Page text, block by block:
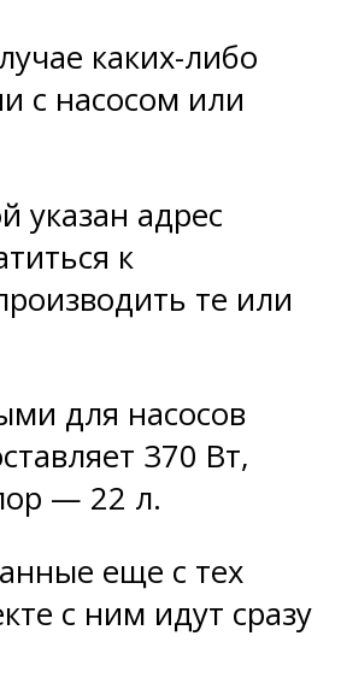
каких-либо
с насосом или
указан адрес
к
те или
для насосов
370 Вт,
— 22 л.
еще с тех
с ним идут сразу